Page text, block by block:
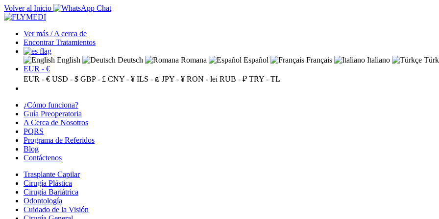
Volver al Inicio
Ver más / A cerca de
Encontrar Tratamientos
English Deutsch Romana Español Français Italiano
EUR - €
EUR - € USD - $ GBP - £ CNY - ¥ ILS - ₪ JPY - ¥ RON - lei RUB - ₽ TRY - TL
¿Cómo funciona?
Guía Preoperatoria
A Cerca de Nosotros
PQRS
Programa de Referidos
Blog
Contáctenos
Trasplante Capilar
Cirugía Plástica
Cirugía Bariátrica
Odontología
Cuidado de la Visión